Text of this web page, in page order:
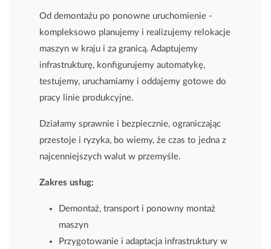
Od demontażu po ponowne uruchomienie -
kompleksowo planujemy i realizujemy relokacje
maszyn w kraju i za granicą. Adaptujemy
infrastrukturę, konfigurujemy automatykę,
testujemy, uruchamiamy i oddajemy gotowe do
pracy linie produkcyjne.
Działamy sprawnie i bezpiecznie, ograniczając
przestoje i ryzyka, bo wiemy, że czas to jedna z
najcenniejszych walut w przemyśle.
Zakres usług:
Demontaż, transport i ponowny montaż
maszyn
Przygotowanie i adaptacja infrastruktury w